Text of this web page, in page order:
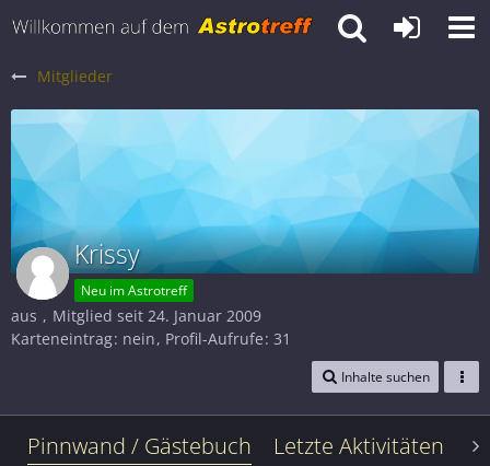
Mitglieder
Krissy
Neu im Astrotreff
aus
Mitglied seit 24. Januar 2009
Karteneintrag nein Profil-Aufrufe 31
Inhalte suchen
Pinnwand / Gästebuch Letzte Aktivitäten